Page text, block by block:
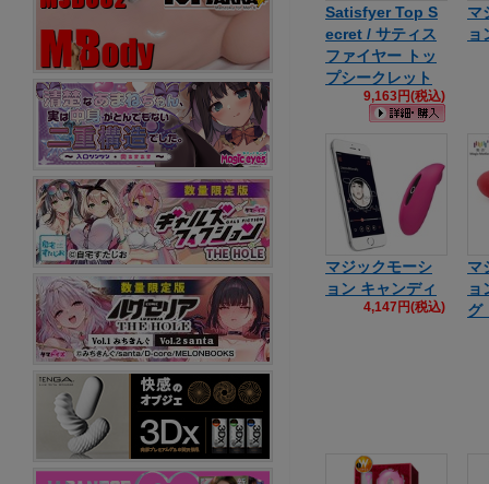
Satisfyer Top S
ecret / サティス
ファイヤー トッ
プシークレット
9,163円(税込)
マ
ョ
マジックモーシ
ョン キャンディ
4,147円(税込)
マ
ョ
グ